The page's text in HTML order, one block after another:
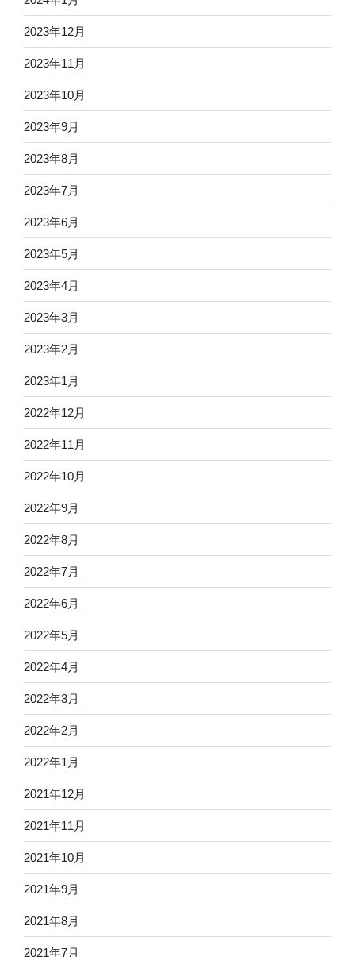
2023年12月
2023年11月
2023年10月
2023年9月
2023年8月
2023年7月
2023年6月
2023年5月
2023年4月
2023年3月
2023年2月
2023年1月
2022年12月
2022年11月
2022年10月
2022年9月
2022年8月
2022年7月
2022年6月
2022年5月
2022年4月
2022年3月
2022年2月
2022年1月
2021年12月
2021年11月
2021年10月
2021年9月
2021年8月
2021年7月